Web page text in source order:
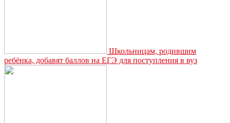
Школьницам, родившим
ребёнка, добавят баллов на ЕГЭ для поступления в вуз